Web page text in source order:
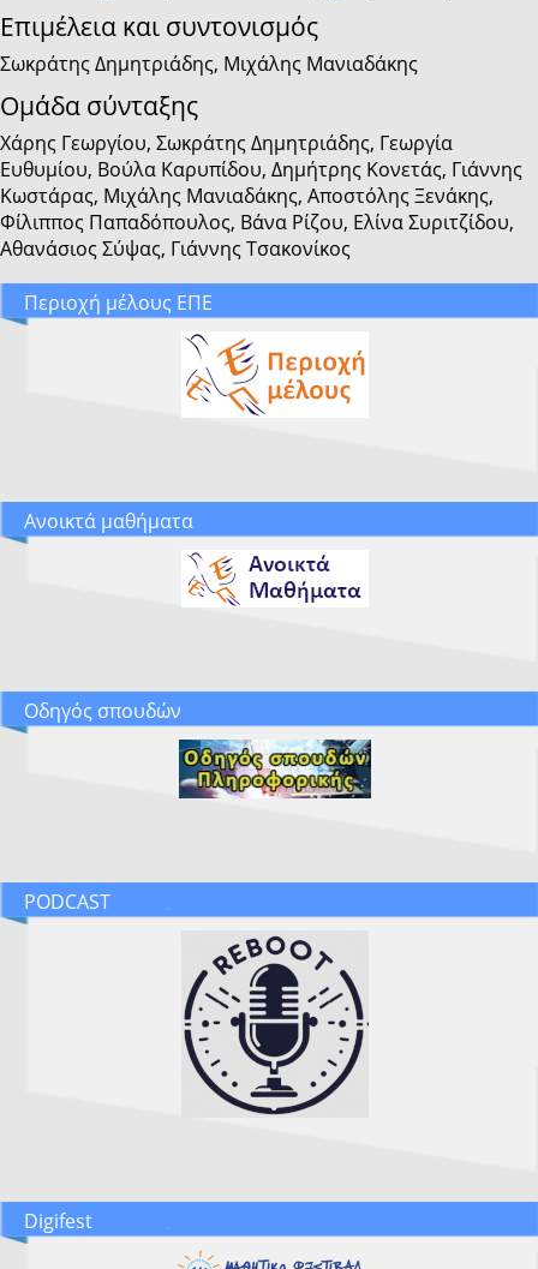
Επιμέλεια και συντονισμός
Σωκράτης Δημητριάδης, Μιχάλης Μανιαδάκης
Ομάδα σύνταξης
Χάρης Γεωργίου, Σωκράτης Δημητριάδης, Γεωργία
Ευθυμίου, Βούλα Καρυπίδου, Δημήτρης Κονετάς, Γιάννης
Κωστάρας, Μιχάλης Μανιαδάκης, Αποστόλης Ξενάκης,
Φίλιππος Παπαδόπουλος, Βάνα Ρίζου, Ελίνα Συριτζίδου,
Αθανάσιος Σύψας, Γιάννης Τσακονίκος
Περιοχή μέλους ΕΠΕ
Ανοικτά μαθήματα
Οδηγός σπουδών
PODCAST
Digifest